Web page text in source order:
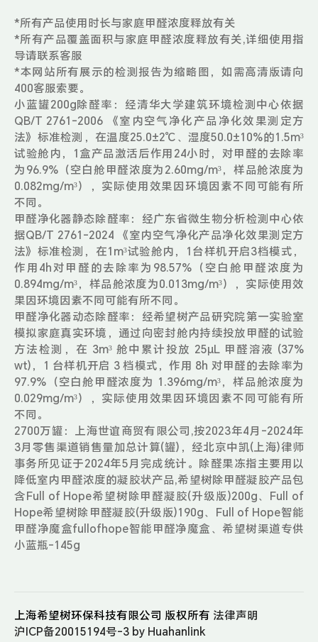
*所有产品使用时长与家庭甲醛浓度释放有关
*所有产品覆盖面积与家庭甲醛浓度释放有关,详细使用指
导请联系客服
*本网站所有展示的检测报告为缩略图，如需高清版请向
400客服索要。
小蓝罐200g除醛率：经清华大学建筑环境检测中心依据
QB/T 2761-2006 《室内空气净化产品净化效果测定方
法》标准检测，在温度25.0±2℃、湿度50.0±10%的1.5m³
试验舱内，1盒产品激活后作用24小时，对甲醛的去除率
为96.9%（空白舱甲醛浓度为2.60mg/m³，样品舱浓度为
0.082mg/m³），实际使用效果因环境因素不同可能有所
不同。
甲醛净化器静态除醛率：经广东省微生物分析检测中心依
据QB/T 2761-2024 《室内空气净化产品净化效果测定方
法》标准检测，在1m³试验舱内，1台样机开启3档模式，
作用4h对甲醛的去除率为98.57%（空白舱甲醛浓度为
0.894mg/m³，样品舱浓度为0.013mg/m³），实际使用效
果因环境因素不同可能有所不同。
甲醛净化器动态除醛率：经希望树产品研究院第一实验室
模拟家庭真实环境，通过向密封舱内持续投放甲醛的试验
方法检测，在 3m³ 舱中累计投放 25μL 甲醛溶液 (37%
wt)，1 台样机开启 3 档模式，作用 8h 对甲醛的去除率为
97.9%（空白舱甲醛浓度为 1.396mg/m³，样品舱浓度为
0.029mg/m³），实际使用效果因环境因素不同可能有所
不同。
2700万罐：上海世谊商贸有限公司,按2023年4月-2024年
3月零售渠道销售量加总计算(罐)，经北京中凯(上海)律师
事务所见证于2024年5月完成统计。除醛果冻指主要用以
降低室内甲醛浓度的凝胶状产品,希望树除甲醛凝胶产品包
含Full of Hope希望树除甲醛凝胶(升级版)200g、Full of
Hope希望树除甲醛凝胶(升级版)190g、Full of Hope智能
甲醛净魔盒fullofhope智能甲醛净魔盒、希望树渠道专供
小蓝瓶-145g
上海希望树环保科技有限公司 版权所有 法律声明
沪ICP备20015194号-3 by Huahanlink